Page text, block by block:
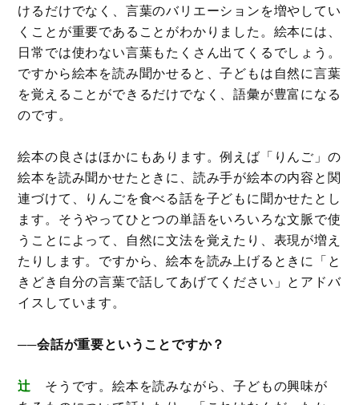
けるだけでなく、言葉のバリエーションを増やしてい
くことが重要であることがわかりました。絵本には、
日常では使わない言葉もたくさん出てくるでしょう。
ですから絵本を読み聞かせると、子どもは自然に言葉
を覚えることができるだけでなく、語彙が豊富になる
のです。
絵本の良さはほかにもあります。例えば「りんご」の
絵本を読み聞かせたときに、読み手が絵本の内容と関
連づけて、りんごを食べる話を子どもに聞かせたとし
ます。そうやってひとつの単語をいろいろな文脈で使
うことによって、自然に文法を覚えたり、表現が増え
たりします。ですから、絵本を読み上げるときに「と
きどき自分の言葉で話してあげてください」とアドバ
イスしています。
──会話が重要ということですか？
辻 そうです。絵本を読みながら、子どもの興味が